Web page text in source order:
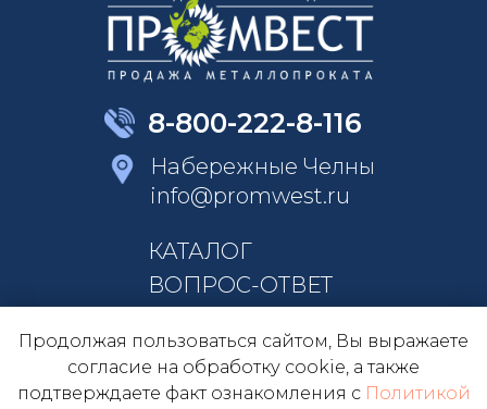
КАТАЛОГ
ВОПРОС-ОТВЕТ
О КОМПАНИИ
8-800-222-8-116
Набережные Челны
info@promwest.ru
Продолжая пользоваться сайтом, Вы выражаете
согласие на обработку cookie, а также
подтверждаете факт ознакомления с Политикой